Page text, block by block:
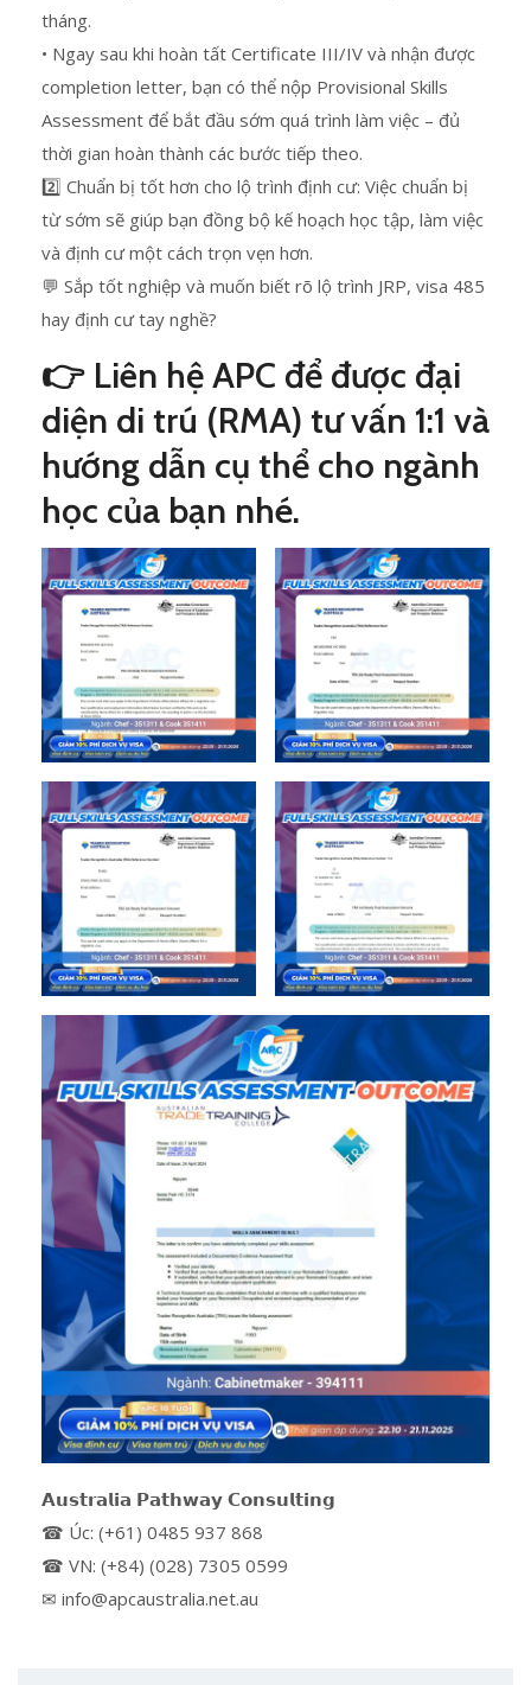
tháng.
• Ngay sau khi hoàn tất Certificate III/IV và nhận được
completion letter, bạn có thể nộp Provisional Skills
Assessment để bắt đầu sớm quá trình làm việc – đủ
thời gian hoàn thành các bước tiếp theo.
2️⃣ Chuẩn bị tốt hơn cho lộ trình định cư: Việc chuẩn bị
từ sớm sẽ giúp bạn đồng bộ kế hoạch học tập, làm việc
và định cư một cách trọn vẹn hơn.
💬 Sắp tốt nghiệp và muốn biết rõ lộ trình JRP, visa 485
hay định cư tay nghề?
👉 Liên hệ APC để được đại
diện di trú (RMA) tư vấn 1:1 và
hướng dẫn cụ thể cho ngành
học của bạn nhé.
𝗔𝘂𝘀𝘁𝗿𝗮𝗹𝗶𝗮 𝗣𝗮𝘁𝗵𝘄𝗮𝘆 𝗖𝗼𝗻𝘀𝘂𝗹𝘁𝗶𝗻𝗴
☎ Úc: (+61) 0485 937 868
☎ VN: (+84) (028) 7305 0599
✉ info@apcaustralia.net.au